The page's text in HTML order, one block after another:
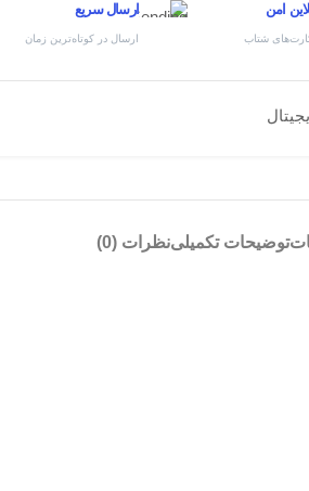
امن
شتاب
ارسال سریع
ارسال در کوتاه‌ترین زمان
توضیحات تکمیلینظرات (0)